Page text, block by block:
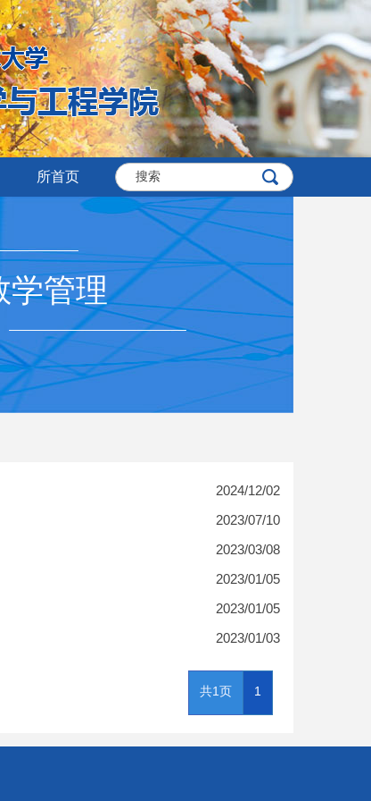
所首页
学管理
2024/12/02
2023/07/10
2023/03/08
2023/01/05
2023/01/05
2023/01/03
共1页 1